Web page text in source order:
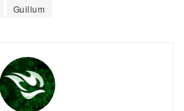
Guillum